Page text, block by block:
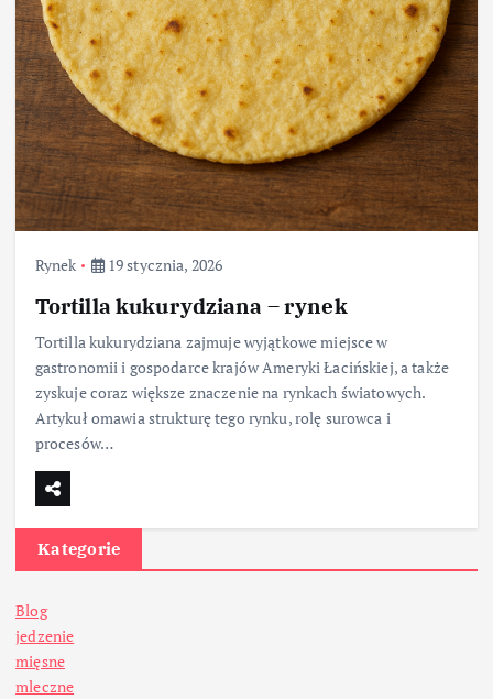
Rynek 19 stycznia, 2026
Tortilla kukurydziana – rynek
Tortilla kukurydziana zajmuje wyjątkowe miejsce w
gastronomii i gospodarce krajów Ameryki Łacińskiej, a także
zyskuje coraz większe znaczenie na rynkach światowych.
Artykuł omawia strukturę tego rynku, rolę surowca i
procesów…
Kategorie
Blog
jedzenie
mięsne
mleczne